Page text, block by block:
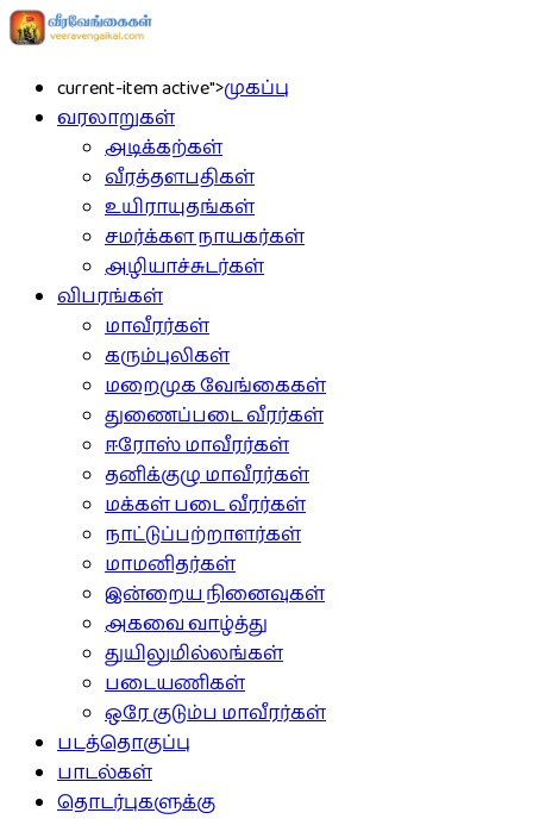
current-item active">முகப்பு
வரலாறுகள்
அடிக்கற்கள்
வீரத்தளபதிகள்
உயிராயுதங்கள்
சமர்க்கள நாயகர்கள்
அழியாச்சுடர்கள்
விபரங்கள்
மாவீரர்கள்
கரும்புலிகள்
மறைமுக வேங்கைகள்
துணைப்படை வீரர்கள்
ஈரோஸ் மாவீரர்கள்
தனிக்குழு மாவீரர்கள்
மக்கள் படை வீரர்கள்
நாட்டுப்பற்றாளர்கள்
மாமனிதர்கள்
இன்றைய நினைவுகள்
அகவை வாழ்த்து
துயிலுமில்லங்கள்
படையணிகள்
ஒரே குடும்ப மாவீரர்கள்
படத்தொகுப்பு
பாடல்கள்
தொடர்புகளுக்கு